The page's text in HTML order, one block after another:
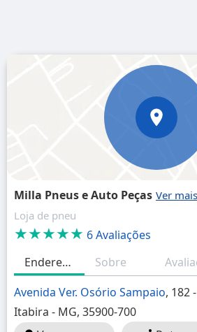
Milla Pneus e Auto Peças
Loja de pneu
★★★★★ 6 Avaliações
Endereço
Sobre
Avenida Ver. Osório Sampaio, 182 -
Itabira - MG, 35900-700